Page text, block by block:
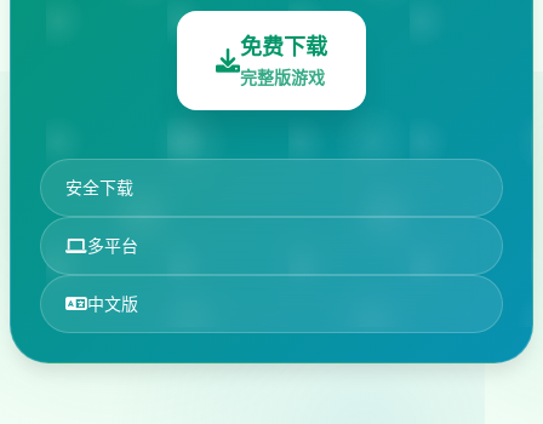
免费下载
完整版游戏
安全下载
多平台
中文版